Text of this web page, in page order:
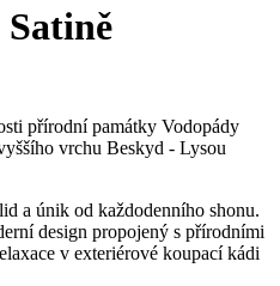
přírodní památky Vodopády
vrchu Beskyd - Lysou
a únik od každodenního shonu.
design propojený s přírodními
v exteriérové ​​koupací kádi